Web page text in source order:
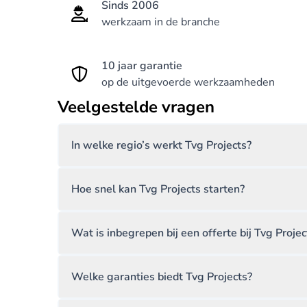
Sinds 2006
werkzaam in de branche
10 jaar garantie
op de uitgevoerde werkzaamheden
Veelgestelde vragen
In welke regio’s werkt Tvg Projects?
Hoe snel kan Tvg Projects starten?
Wat is inbegrepen bij een offerte bij Tvg
Welke garanties biedt Tvg Projects?